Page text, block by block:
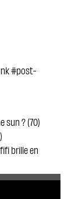
#post-
sun ? (70)
brille en